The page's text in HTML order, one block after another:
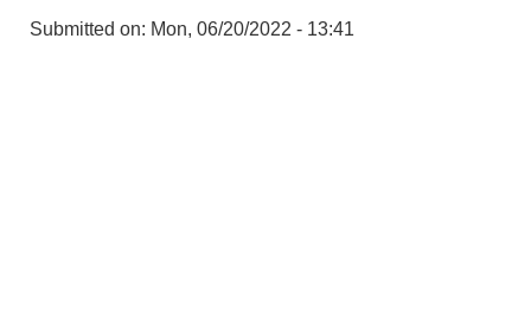
Submitted on: Mon, 06/20/2022 - 13:41